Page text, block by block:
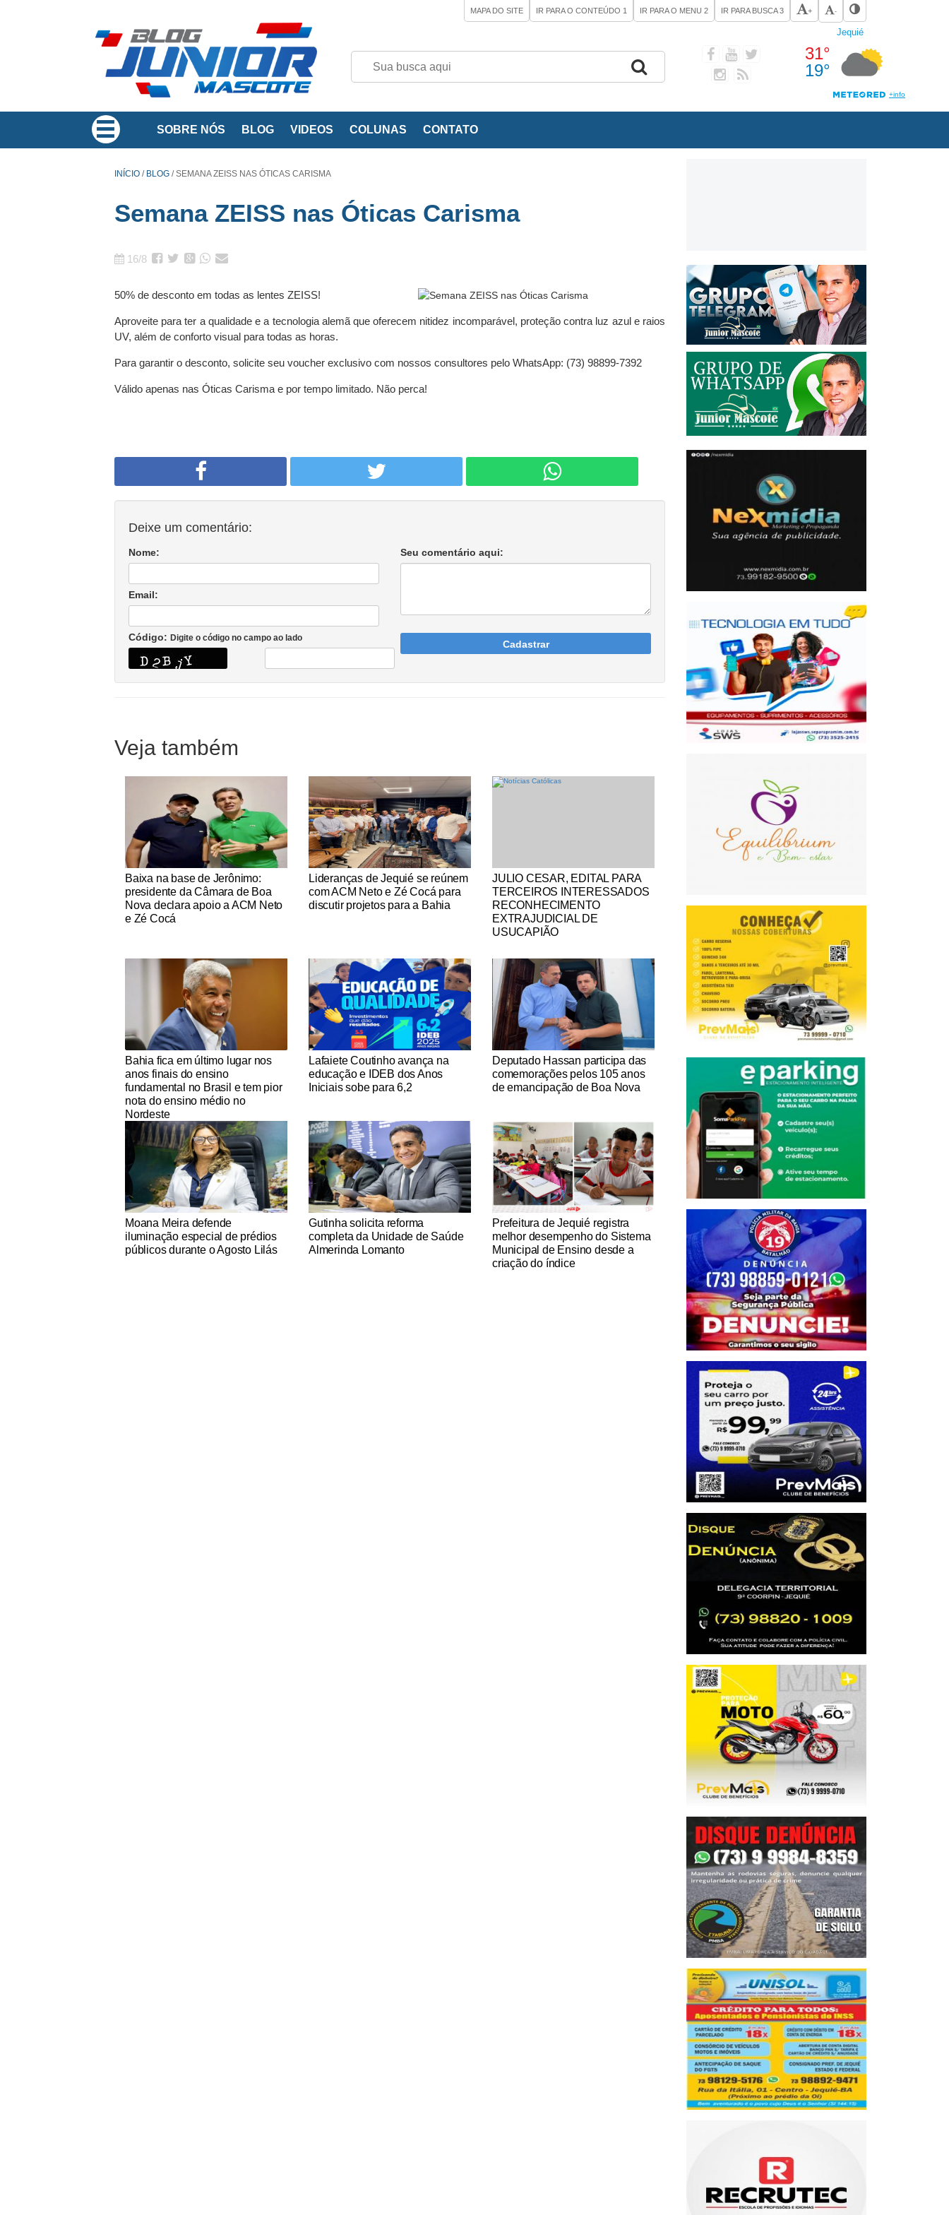
MAPA DO SITE IR PARA O CONTEÚDO 1 IR PARA O MENU 2 IR PARA BUSCA3 + -
SOBRE NÓS BLOG VIDEOS COLUNAS CONTATO
INÍCIO / BLOG /SEMANA ZEISS NAS ÓTICAS CARISMA
Semana ZEISS nas Óticas Carisma
16/8
50% de desconto em todas as lentes ZEISS!
Aproveite para ter a qualidade e a tecnologia alemã que oferecem nitidez incomparável, proteção contra luz azul e raios
UV, além de conforto visual para todas as horas.
Para garantir o desconto, solicite seu voucher exclusivo com nossos consultores pelo WhatsApp: (73) 98899-7392
Válido apenas nas Óticas Carisma e por tempo limitado. Não perca!
Deixe um comentário:
Nome:
Email:
Código: Digite o código no campo ao lado
Seu comentário aqui:
Cadastrar
Veja também
Notícias Católicas
Baixa na base de Jerônimo:
presidente da Câmara de Boa
Nova declara apoio a ACM Neto
e Zé Cocá
Notícias Católicas
Lideranças de Jequié se reúnem
com ACM Neto e Zé Cocá para
discutir projetos para a Bahia
Notícias Católicas
JULIO CESAR, EDITAL PARA
TERCEIROS INTERESSADOS
RECONHECIMENTO
EXTRAJUDICIAL DE
USUCAPIÃO
Notícias Católicas
Bahia fica em último lugar nos
anos finais do ensino
fundamental no Brasil e tem pior
nota do ensino médio no
Nordeste
Notícias Católicas
Lafaiete Coutinho avança na
educação e IDEB dos Anos
Iniciais sobe para 6,2
Notícias Católicas
Deputado Hassan participa das
comemorações pelos 105 anos
de emancipação de Boa Nova
Notícias Católicas
Moana Meira defende
iluminação especial de prédios
públicos durante o Agosto Lilás
Notícias Católicas
Gutinha solicita reforma
completa da Unidade de Saúde
Almerinda Lomanto
Notícias Católicas
Prefeitura de Jequié registra
melhor desempenho do Sistema
Municipal de Ensino desde a
criação do índice